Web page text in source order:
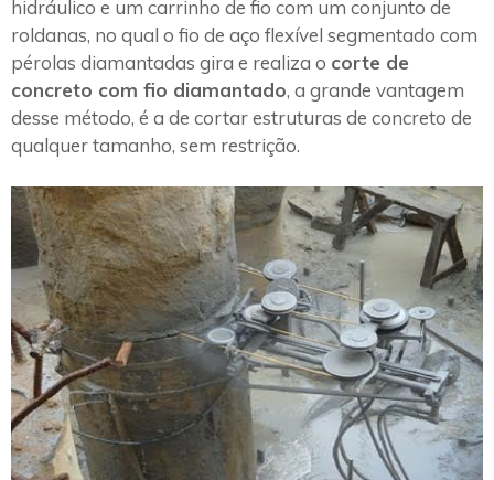
hidráulico e um carrinho de fio com um conjunto de
roldanas, no qual o fio de aço flexível segmentado com
pérolas diamantadas gira e realiza o corte de
concreto com fio diamantado, a grande vantagem
desse método, é a de cortar estruturas de concreto de
qualquer tamanho, sem restrição.